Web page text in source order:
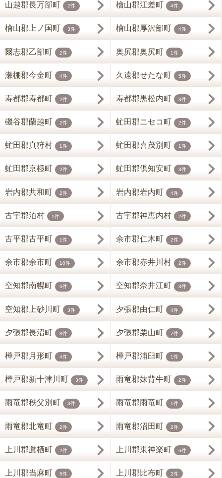
山越郡長万部町 2件 檜山郡江差町 4件
檜山郡上ノ国町 3件 檜山郡厚沢部町 4件
爾志郡乙部町 2件 奥尻郡奥尻町 1件
瀬棚郡今金町 4件 久遠郡せたな町 5件
寿都郡寿都町 2件 寿都郡黒松内町 3件
磯谷郡蘭越町 2件 虻田郡ニセコ町 2件
虻田郡真狩村 1件 虻田郡喜茂別町 1件
虻田郡京極町 2件 虻田郡倶知安町 3件
岩内郡共和町 2件 岩内郡岩内町 4件
古宇郡泊村 1件 古宇郡神恵内村 2件
古平郡古平町 1件 余市郡仁木町 2件
余市郡余市町 10件 余市郡赤井川村 2件
空知郡南幌町 6件 空知郡奈井江町 3件
空知郡上砂川町 3件 夕張郡由仁町 4件
夕張郡長沼町 8件 夕張郡栗山町 7件
樺戸郡月形町 4件 樺戸郡浦臼町 1件
樺戸郡新十津川町 3件 雨竜郡妹背牛町 2件
雨竜郡秩父別町 3件 雨竜郡雨竜町 1件
雨竜郡北竜町 2件 雨竜郡沼田町 2件
上川郡鷹栖町 2件 上川郡東神楽町 6件
上川郡当麻町 5件 上川郡比布町 2件